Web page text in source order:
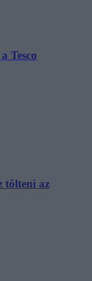
Tesco
tölteni az